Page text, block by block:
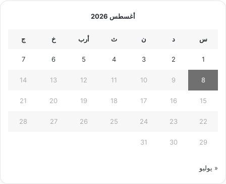
أغسطس 2026
س د ن ث أرب خ ج
1
2
3
4
5
6
7
8
9
10
11
12
13
14
15
16
17
18
19
20
21
22
23
24
25
26
27
28
29
30
31
« يوليو